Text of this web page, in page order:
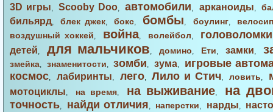
3D игры,Scooby Doo,автомобили, арканоиды,
бильярд,блек джек,бокс, бомбы, боулинг,
воздушный хоккей, война, волейбол, головоломки
детей, для мальчиков, домино, Ети, замки,
змейка, знаменитости,зомби, зума,
игровые
космос, лабиринты, лего,Лило и Стич,ловить,
мотоциклы, на время, на выживание, на
точность, найди отличия, наперстки, нарды,